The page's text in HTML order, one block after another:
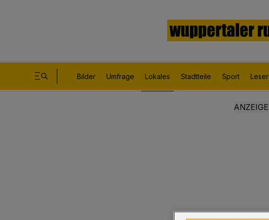
Bilder Umfrage Lokales Stadtteile Sport Leser